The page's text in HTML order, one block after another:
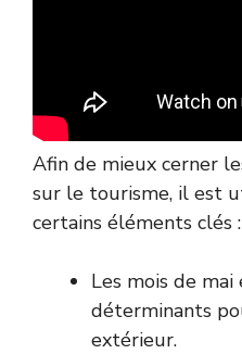
Afin de mieux cerner
sur le tourisme, il est
certains éléments clés :
Les mois de
déterminants
extérieur.